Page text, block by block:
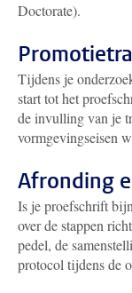
Doctorate).
Tijdens je
start tot het
de invulling van je
vormgevingseisen
Afronding
Is je proefschrift
over de stappen
pedel, de
protocol tijdens de